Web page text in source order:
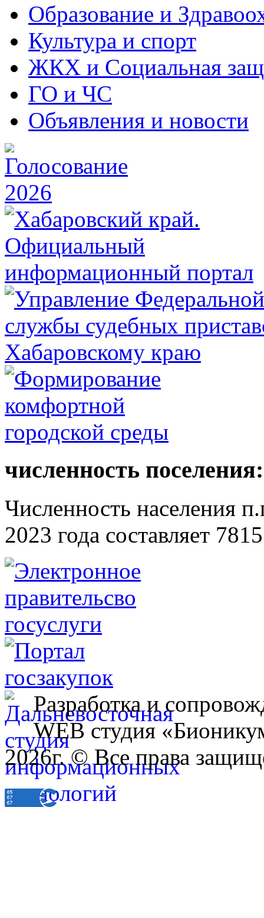
Образование и
Культура и спорт
ЖКХ и Социальная
ГО и ЧС
Объявления и новости
численность поселения:
Численность населения
2023 года составляет
Разработка и
WEB студия
2026г. © Все права